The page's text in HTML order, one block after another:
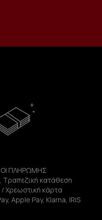
ΠΛΗΡΩΜΗΣ
Τραπεζική κατάθεση
/ Χρεωστική κάρτα
Apple Pay, Klarna, IRIS